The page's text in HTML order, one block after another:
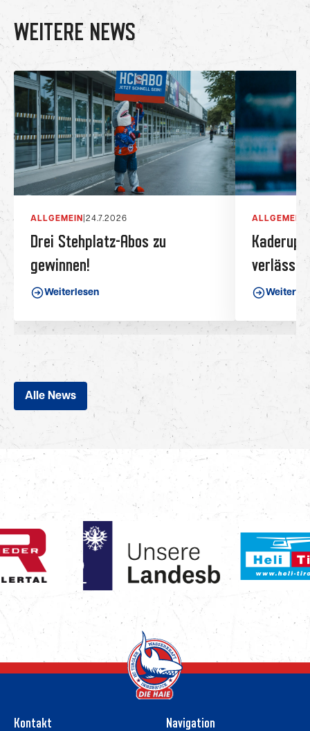
WEITERE NEWS
ALLGEMEIN 24.7.2026
Drei Stehplatz-Abos zu
gewinnen!
Weiterlesen
ALLGEMEIN |
verlässt
Alle News
Kontakt Navigation